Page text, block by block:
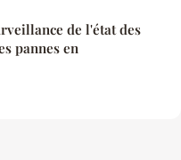
de l'état des
pannes en